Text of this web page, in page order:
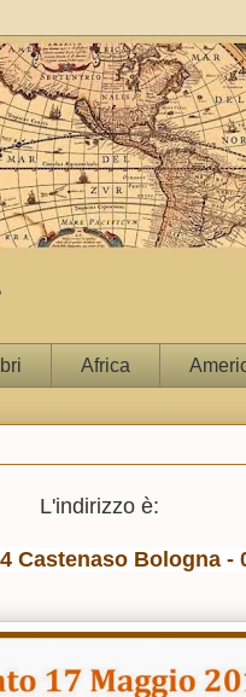
Africa
L'indirizzo è:
Castenaso Bologna -